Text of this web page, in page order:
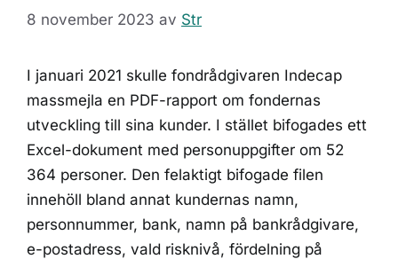
8 november 2023 av Str
I januari 2021 skulle fondrådgivaren Indecap
massmejla en PDF-rapport om fondernas
utveckling till sina kunder. I stället bifogades ett
Excel-dokument med personuppgifter om 52
364 personer. Den felaktigt bifogade filen
innehöll bland annat kundernas namn,
personnummer, bank, namn på bankrådgivare,
e-postadress, vald risknivå, fördelning på